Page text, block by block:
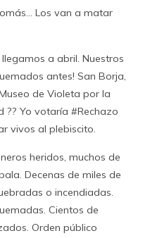
Los van a matar
llegamos a abril. Nuestros
antes! San Borja,
de Violeta por la
?? Yo votaría #Rechazo
vivos al plebiscito.
heridos, muchos de
Decenas de miles de
o incendiadas.
Cientos de
Orden público